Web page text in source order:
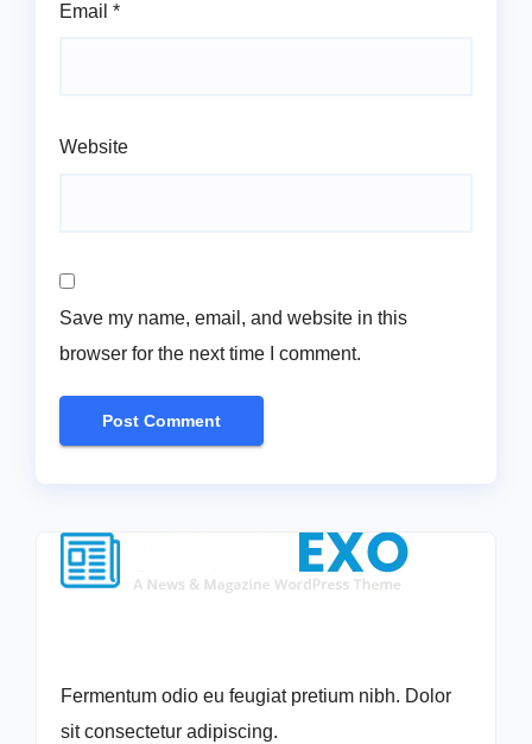
Email *
Website
Save my name, email, and website in this
browser for the next time I comment.
Fermentum odio eu feugiat pretium nibh. Dolor
sit consectetur adipiscing.